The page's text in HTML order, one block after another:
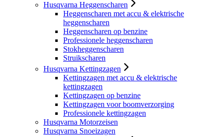
Husqvarna Heggenscharen
Heggenscharen met accu & elektrische
heggenscharen
Heggenscharen op benzine
Professionele heggenscharen
Stokheggenscharen
Struikscharen
Husqvarna Kettingzagen
Kettingzagen met accu & elektrische
kettingzagen
Kettingzagen op benzine
Kettingzagen voor boomverzorging
Professionele kettingzagen
Husqvarna Motorzeisen
Husqvarna Snoeizagen